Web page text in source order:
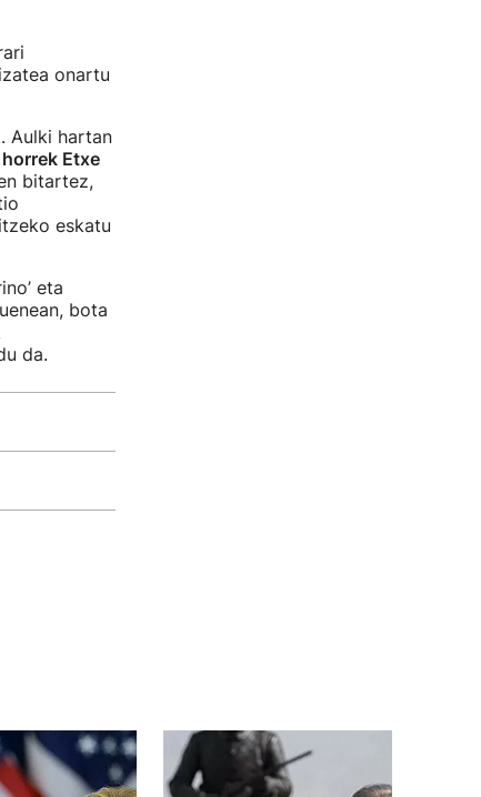
onartu
Aulki hartan
Etxe
bitartez,
eskatu
eta
bota
da.